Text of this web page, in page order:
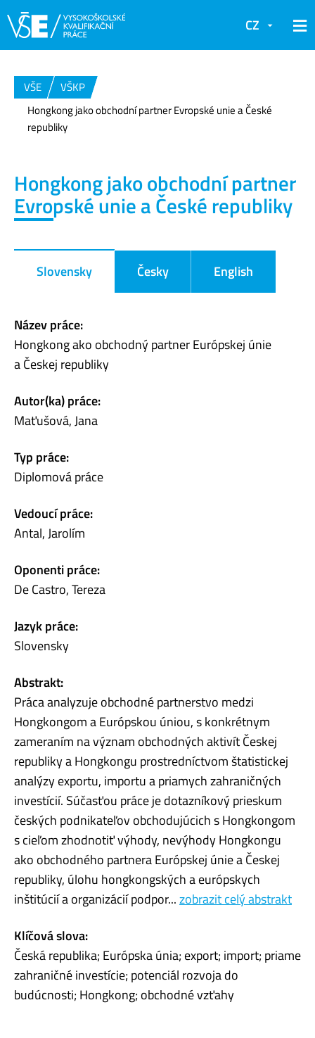
CZ
VŠE
VŠKP
Hongkong jako obchodní partner Evropské unie a České
republiky
Hongkong jako obchodní partner
Evropské unie a České republiky
Slovensky Česky English
Název práce:
Hongkong ako obchodný partner Európskej únie
a Českej republiky
Autor(ka) práce:
Maťušová, Jana
Typ práce:
Diplomová práce
Vedoucí práce:
Antal, Jarolím
Oponenti práce:
De Castro, Tereza
Jazyk práce:
Slovensky
Abstrakt:
Práca analyzuje obchodné partnerstvo medzi
Hongkongom a Európskou úniou, s konkrétnym
zameraním na význam obchodných aktivít Českej
republiky a Hongkongu prostredníctvom štatistickej
analýzy exportu, importu a priamych zahraničných
investícií. Súčasťou práce je dotazníkový prieskum
českých podnikateľov obchodujúcich s Hongkongom
s cieľom zhodnotiť výhody, nevýhody Hongkongu
ako obchodného partnera Európskej únie a Českej
republiky, úlohu hongkongských a európskych
inštitúcií a organizácií podpor...zobrazit celý abstrakt
Klíčová slova:
Česká republika; Európska únia; export; import; priame
zahraničné investície; potenciál rozvoja do
budúcnosti; Hongkong; obchodné vzťahy